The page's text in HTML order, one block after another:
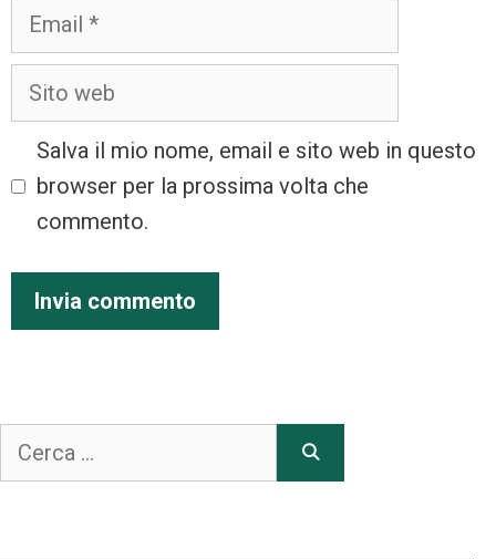
Salva il mio nome, email e sito web in questo
browser per la prossima volta che
commento.